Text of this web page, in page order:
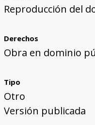
Reproducción del
Derechos
Obra en dominio
Tipo
Otro
Versión publicada